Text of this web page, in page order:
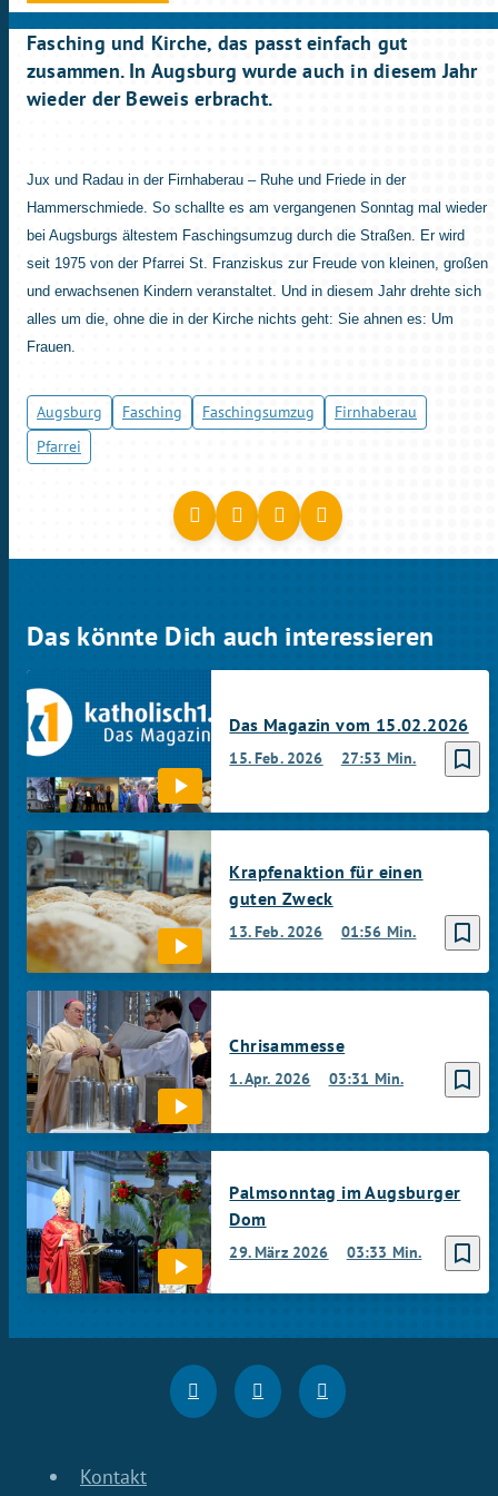
Fasching und Kirche, das passt einfach gut
zusammen. In Augsburg wurde auch in diesem Jahr
wieder der Beweis erbracht.
Jux und Radau in der Firnhaberau – Ruhe und Friede in der
Hammerschmiede. So schallte es am vergangenen Sonntag mal wieder
bei Augsburgs ältestem Faschingsumzug durch die Straßen. Er wird
seit 1975 von der Pfarrei St. Franziskus zur Freude von kleinen, großen
und erwachsenen Kindern veranstaltet. Und in diesem Jahr drehte sich
alles um die, ohne die in der Kirche nichts geht: Sie ahnen es: Um
Frauen.
Augsburg Fasching Faschingsumzug
Firnhaberau
Pfarrei
Das könnte Dich auch interessieren
bookmark_border
15. Feb. 2026 27:53 Min.
Das Magazin vom 15.02.2026
bookmark_border
13. Feb. 2026 01:56 Min.
Krapfenaktion für einen
guten Zweck
bookmark_border
1. Apr. 2026 03:31 Min.
Chrisammesse
bookmark_border
29. März 2026 03:33 Min.
Palmsonntag im Augsburger
Dom
Kontakt